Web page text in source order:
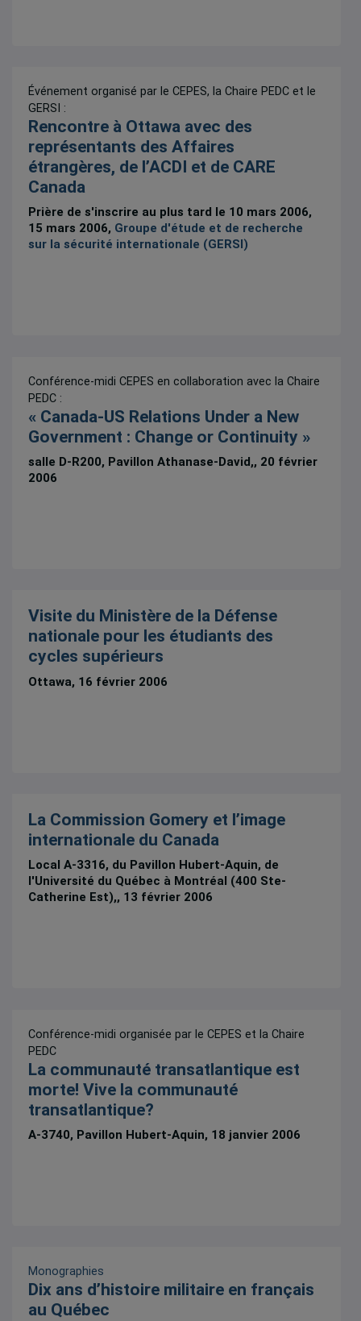
Événement organisé par le CEPES, la Chaire PEDC et le
GERSI :
Rencontre à Ottawa avec des
représentants des Affaires
étrangères, de l’ACDI et de CARE
Canada
Prière de s'inscrire au plus tard le 10 mars 2006,
15 mars 2006, Groupe d'étude et de recherche
sur la sécurité internationale (GERSI)
Conférence-midi CEPES en collaboration avec la Chaire
PEDC :
« Canada-US Relations Under a New
Government : Change or Continuity »
salle D-R200, Pavillon Athanase-David,, 20 février
2006
Visite du Ministère de la Défense
nationale pour les étudiants des
cycles supérieurs
Ottawa, 16 février 2006
La Commission Gomery et l’image
internationale du Canada
Local A-3316, du Pavillon Hubert-Aquin, de
l'Université du Québec à Montréal (400 Ste-
Catherine Est),, 13 février 2006
Conférence-midi organisée par le CEPES et la Chaire
PEDC
La communauté transatlantique est
morte! Vive la communauté
transatlantique?
A-3740, Pavillon Hubert-Aquin, 18 janvier 2006
Monographies
Dix ans d’histoire militaire en français
au Québec